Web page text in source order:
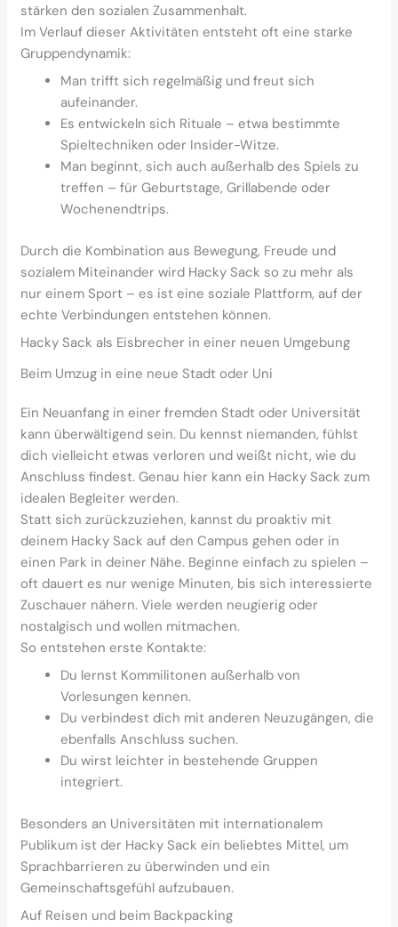
stärken den sozialen Zusammenhalt.
Im Verlauf dieser Aktivitäten entsteht oft eine starke
Gruppendynamik:
Man trifft sich regelmäßig und freut sich
aufeinander.
Es entwickeln sich Rituale – etwa bestimmte
Spieltechniken oder Insider-Witze.
Man beginnt, sich auch außerhalb des Spiels zu
treffen – für Geburtstage, Grillabende oder
Wochenendtrips.
Durch die Kombination aus Bewegung, Freude und
sozialem Miteinander wird Hacky Sack so zu mehr als
nur einem Sport – es ist eine soziale Plattform, auf der
echte Verbindungen entstehen können.
Hacky Sack als Eisbrecher in einer neuen Umgebung
Beim Umzug in eine neue Stadt oder Uni
Ein Neuanfang in einer fremden Stadt oder Universität
kann überwältigend sein. Du kennst niemanden, fühlst
dich vielleicht etwas verloren und weißt nicht, wie du
Anschluss findest. Genau hier kann ein Hacky Sack zum
idealen Begleiter werden.
Statt sich zurückzuziehen, kannst du proaktiv mit
deinem Hacky Sack auf den Campus gehen oder in
einen Park in deiner Nähe. Beginne einfach zu spielen –
oft dauert es nur wenige Minuten, bis sich interessierte
Zuschauer nähern. Viele werden neugierig oder
nostalgisch und wollen mitmachen.
So entstehen erste Kontakte:
Du lernst Kommilitonen außerhalb von
Vorlesungen kennen.
Du verbindest dich mit anderen Neuzugängen, die
ebenfalls Anschluss suchen.
Du wirst leichter in bestehende Gruppen
integriert.
Besonders an Universitäten mit internationalem
Publikum ist der Hacky Sack ein beliebtes Mittel, um
Sprachbarrieren zu überwinden und ein
Gemeinschaftsgefühl aufzubauen.
Auf Reisen und beim Backpacking